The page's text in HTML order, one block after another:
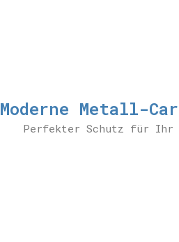
Moderne Metall-
Perfekter Schutz für Ihr